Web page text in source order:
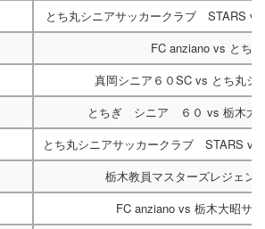
とち丸シニアサッカークラブ STARS vs
FC anziano vs とち
真岡シニア６０SC vs とち丸
とちぎ シニア ６０ vs 栃木大
とち丸シニアサッカークラブ STARS vs
栃木教員マスターズレジェン
FC anziano vs 栃木大昭サ